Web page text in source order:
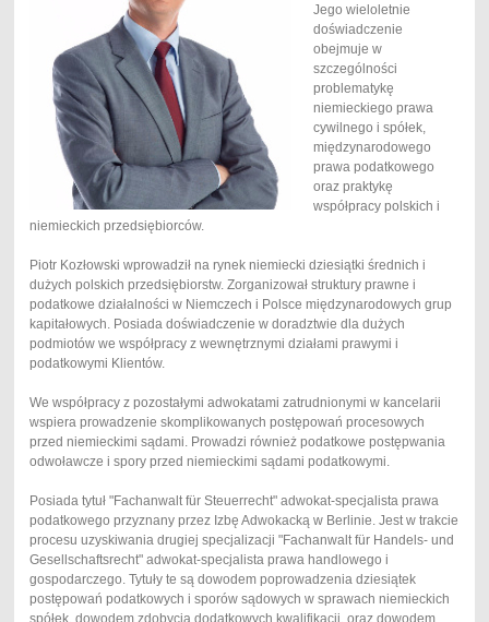
Jego wieloletnie
doświadczenie
obejmuje w
szczególności
problematykę
niemieckiego prawa
cywilnego i spółek,
międzynarodowego
prawa podatkowego
oraz praktykę
współpracy polskich i
niemieckich przedsiębiorców.
Piotr Kozłowski wprowadził na rynek niemiecki dziesiątki średnich i
dużych polskich przedsiębiorstw. Zorganizował struktury prawne i
podatkowe działalności w Niemczech i Polsce międzynarodowych grup
kapitałowych. Posiada doświadczenie w doradztwie dla dużych
podmiotów we współpracy z wewnętrznymi działami prawymi i
podatkowymi Klientów.
We współpracy z pozostałymi adwokatami zatrudnionymi w kancelarii
wspiera prowadzenie skomplikowanych postępowań procesowych
przed niemieckimi sądami. Prowadzi również podatkowe postępwania
odwoławcze i spory przed niemieckimi sądami podatkowymi.
Posiada tytuł "Fachanwalt für Steuerrecht" adwokat-specjalista prawa
podatkowego przyznany przez Izbę Adwokacką w Berlinie. Jest w trakcie
procesu uzyskiwania drugiej specjalizacji "Fachanwalt für Handels- und
Gesellschaftsrecht" adwokat-specjalista prawa handlowego i
gospodarczego. Tytuły te są dowodem poprowadzenia dziesiątek
postępowań podatkowych i sporów sądowych w sprawach niemieckich
spółek, dowodem zdobycia dodatkowych kwalifikacji, oraz dowodem